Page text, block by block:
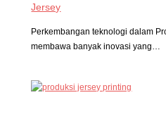
Jersey
Perkembangan teknologi dalam
membawa banyak inovasi yang…